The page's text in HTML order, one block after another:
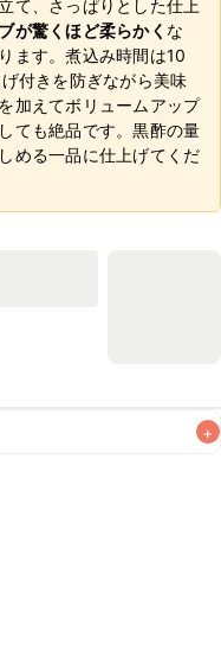
て、さっぱりとした仕上
が驚くほど柔らかく な
ます。煮込み時間は10
付きを防ぎながら美味
加えてボリュームアップ
ても絶品です。黒酢の量
める一品に仕上げてくだ
+
るべくお早めにお召